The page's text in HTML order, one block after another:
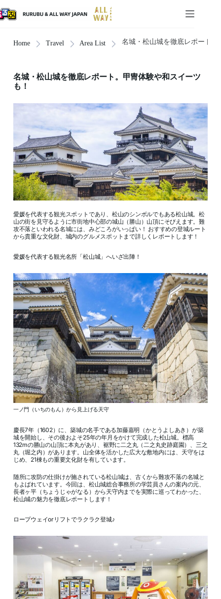
Home Travel Area List 名城・松山城を徹底レポート
名城・松山城を徹底レポート。甲冑体験や和スイーツ
も！
愛媛を代表する観光スポットであり、松山のシンボルでもある松山城。松
山の街を見守るように市街地中心部の城山（勝山）山頂にそびえます。難
攻不落といわれる名城には、みどころがいっぱい！ おすすめの登城ルート
から貴重な文化財、城内のグルメスポットまで詳しくレポートします！
愛媛を代表する観光名所「松山城」へいざ出陣！
一ノ門（いちのもん）から見上げる天守
慶長7年（1602）に、築城の名手である加藤嘉明（かとうよしあき）が築
城を開始し、その後およそ25年の年月をかけて完成した松山城。標高
132mの勝山の山頂に本丸があり、裾野に二之丸（二之丸史跡庭園）、三之
丸（堀之内）があります。山全体を活かした広大な敷地内には、天守をは
じめ、21棟もの重要文化財を有しています。
随所に攻防の仕掛けが施されている松山城は、古くから難攻不落の名城と
もよばれています。今回は、松山城総合事務所の学芸員さんの案内の元、
長者ヶ平（ちょうじゃがなる）から天守内までを実際に巡ってわかった、
松山城の魅力を徹底レポートします！
ロープウェイorリフトでラクラク登城♪